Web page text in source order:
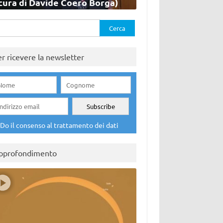
ricevere la newsletter
Do il consenso al trattamento dei dati